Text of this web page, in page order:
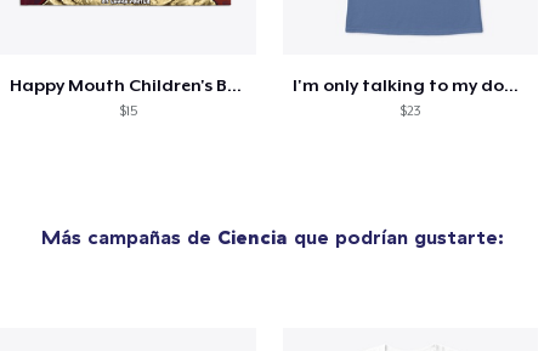
Happy Mouth Children's Book
$15
I'm only talking to my dog today
$23
Más campañas de Ciencia que podrían gustarte: